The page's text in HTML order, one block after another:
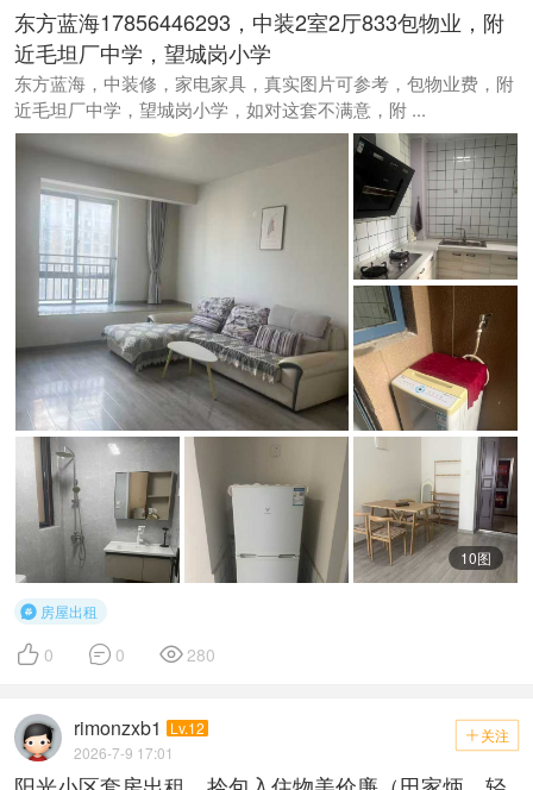
东方蓝海17856446293，中装2室2厅833包物业，附
近毛坦厂中学，望城岗小学
东方蓝海，中装修，家电家具，真实图片可参考，包物业费，附
近毛坦厂中学，望城岗小学，如对这套不满意，附 ...
10图
 房屋出租
 0  0  280
 关注
rimonzxb1
Lv.12
2026-7-9 17:01